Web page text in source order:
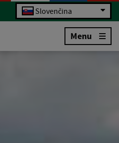
Slovenčina
Menu